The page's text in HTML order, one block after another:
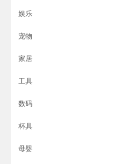
娱乐
宠物
家居
工具
数码
杯具
母婴